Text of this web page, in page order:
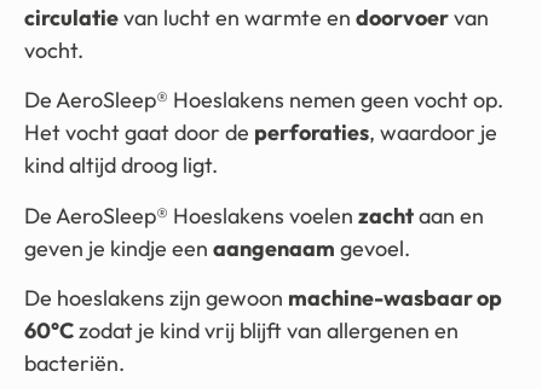
circulatievan lucht en warmte en doorvoervan
vocht.
De AeroSleep® Hoeslakens nemen geen vocht op.
Het vocht gaat door de perforaties, waardoor je
kind altijd droog ligt.
De AeroSleep® Hoeslakens voelen zachtaan en
geven je kindje een aangenaam gevoel.
De hoeslakens zijn gewoon machine-wasbaar op
60°Czodat je kind vrij blijft van allergenen en
bacteriën.